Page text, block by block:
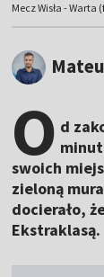
Mecz Wisła - Warta
O d
swoich
zieloną
docierało,
Ekstraklasą.